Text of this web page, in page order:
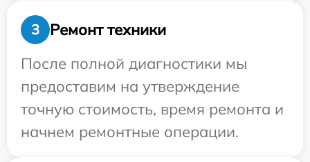
3
Ремонт техники
После полной диагностики мы
предоставим на утверждение
точную стоимость, время ремонта и
начнем ремонтные операции.